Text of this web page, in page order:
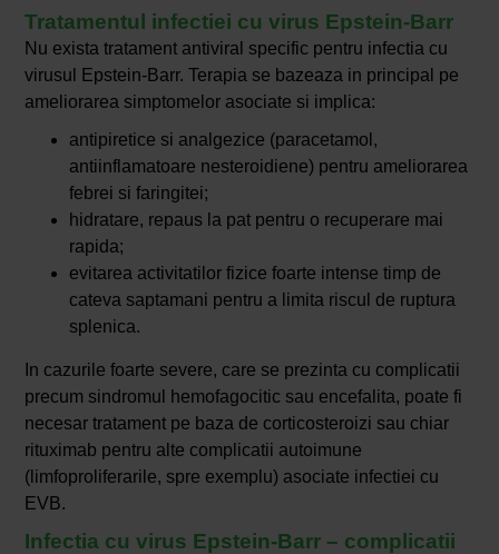
Tratamentul infectiei cu virus Epstein-Barr
Nu exista tratament antiviral specific pentru infectia cu
virusul Epstein-Barr. Terapia se bazeaza in principal pe
ameliorarea simptomelor asociate si implica:
antipiretice si analgezice (paracetamol,
antiinflamatoare nesteroidiene) pentru ameliorarea
febrei si faringitei;
hidratare, repaus la pat pentru o recuperare mai
rapida;
evitarea activitatilor fizice foarte intense timp de
cateva saptamani pentru a limita riscul de ruptura
splenica.
In cazurile foarte severe, care se prezinta cu complicatii
precum sindromul hemofagocitic sau encefalita, poate fi
necesar tratament pe baza de corticosteroizi sau chiar
rituximab pentru alte complicatii autoimune
(limfoproliferarile, spre exemplu) asociate infectiei cu
EVB.
Infectia cu virus Epstein-Barr – complicatii